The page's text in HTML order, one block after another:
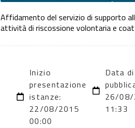
Affidamento del servizio di supporto
attività di riscossione volontaria e
Inizio
presentazione
istanze:
22/08/2015
00:00
Data di
26/08/
11:33